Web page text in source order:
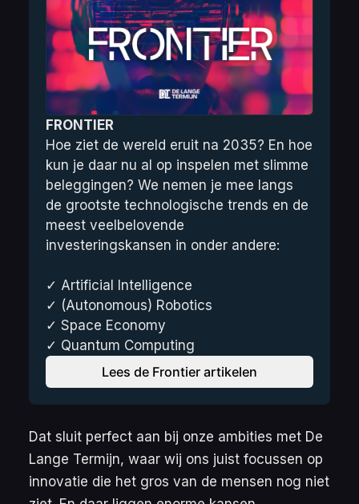
FRONTIER
Hoe ziet de wereld eruit na 2035? En hoe
kun je daar nu al op inspelen met slimme
beleggingen? We nemen je mee langs
de grootste technologische trends en de
meest veelbelovende
investeringskansen in onder andere:
✓ Artificial Intelligence
✓ (Autonomous) Robotics
✓ Space Economy
✓ Quantum Computing
Lees de Frontier artikelen
Dat sluit perfect aan bij onze ambities met De
Lange Termijn, waar wij ons juist focussen op
innovatie die het gros van de mensen nog niet